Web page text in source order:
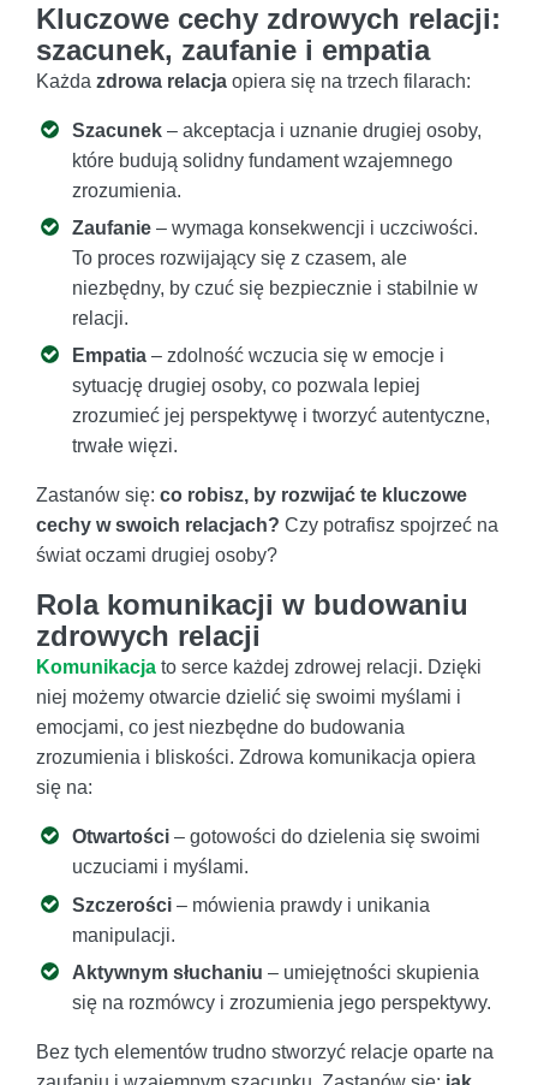
Kluczowe cechy zdrowych relacji:
szacunek, zaufanie i empatia
Każda zdrowa relacja opiera się na trzech filarach:
Szacunek – akceptacja i uznanie drugiej osoby,
które budują solidny fundament wzajemnego
zrozumienia.
Zaufanie – wymaga konsekwencji i uczciwości.
To proces rozwijający się z czasem, ale
niezbędny, by czuć się bezpiecznie i stabilnie w
relacji.
Empatia – zdolność wczucia się w emocje i
sytuację drugiej osoby, co pozwala lepiej
zrozumieć jej perspektywę i tworzyć autentyczne,
trwałe więzi.
Zastanów się: co robisz, by rozwijać te kluczowe
cechy w swoich relacjach? Czy potrafisz spojrzeć na
świat oczami drugiej osoby?
Rola komunikacji w budowaniu
zdrowych relacji
Komunikacja to serce każdej zdrowej relacji. Dzięki
niej możemy otwarcie dzielić się swoimi myślami i
emocjami, co jest niezbędne do budowania
zrozumienia i bliskości. Zdrowa komunikacja opiera
się na:
Otwartości – gotowości do dzielenia się swoimi
uczuciami i myślami.
Szczerości – mówienia prawdy i unikania
manipulacji.
Aktywnym słuchaniu – umiejętności skupienia
się na rozmówcy i zrozumienia jego perspektywy.
Bez tych elementów trudno stworzyć relacje oparte na